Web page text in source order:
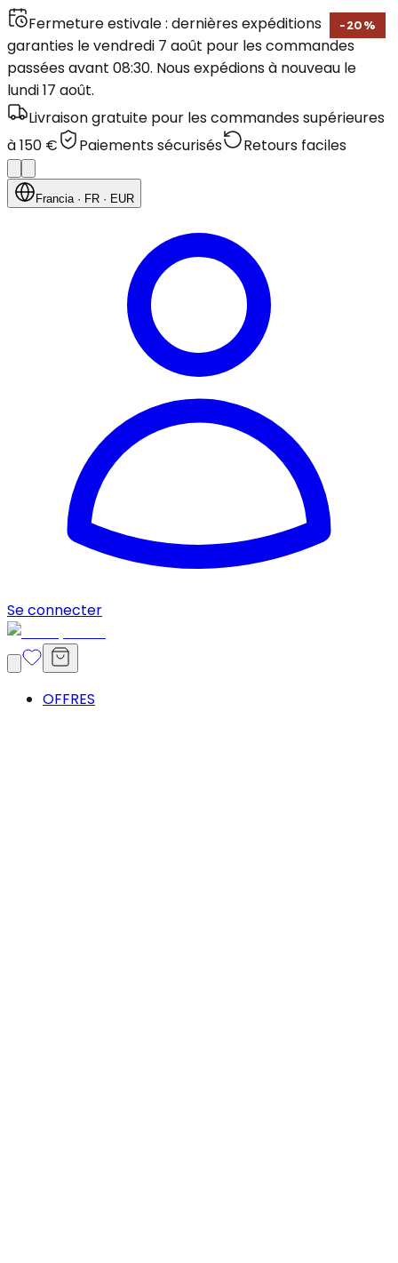
Fermeture estivale : dernières expéditions
garanties le vendredi 7 août pour les commandes
passées avant 08:30. Nous expédions à nouveau le
lundi 17 août.
Livraison gratuite pour les commandes supérieures
à 150 €
Paiements sécurisés Retours faciles
Francia· FR · EUR
Se connecter
OFFRES
- 20 %